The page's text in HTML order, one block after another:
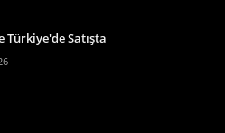
Türkiye'de Satışta